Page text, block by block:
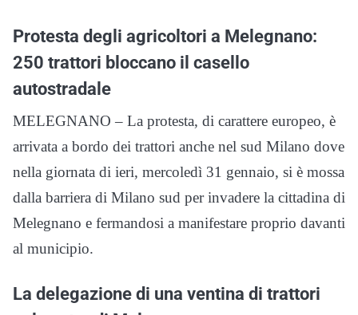
Protesta degli agricoltori a Melegnano:
250 trattori bloccano il casello
autostradale
MELEGNANO – La protesta, di carattere europeo, è
arrivata a bordo dei trattori anche nel sud Milano dove
nella giornata di ieri, mercoledì 31 gennaio, si è mossa
dalla barriera di Milano sud per invadere la cittadina di
Melegnano e fermandosi a manifestare proprio davanti
al municipio.
La delegazione di una ventina di trattori